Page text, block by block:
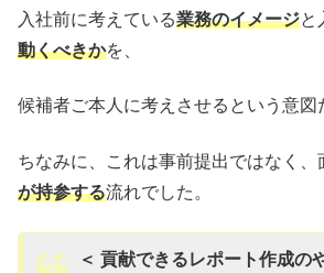
入社前に考えている業務のイメージと
動くべきかを、
候補者ご本人に考えさせるという意図
ちなみに、これは事前提出ではなく、
が持参する流れでした。
＜ 貢献できるレポート作成の